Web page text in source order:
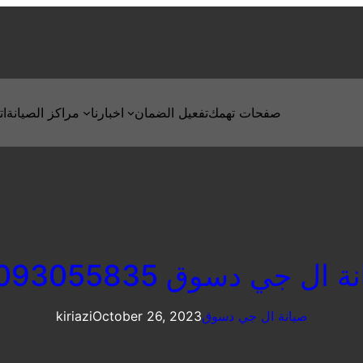
مراكز الصيانة اخبارنا تفعيل الضمانصفحات تهمك
ال جي دسوق 01093055835
kiriaziOctober 26, 2023صيانة ال جي دسوق